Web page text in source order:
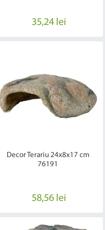
35,24 lei
Decor Terariu 24x8x17 cm
76191
58,56 lei